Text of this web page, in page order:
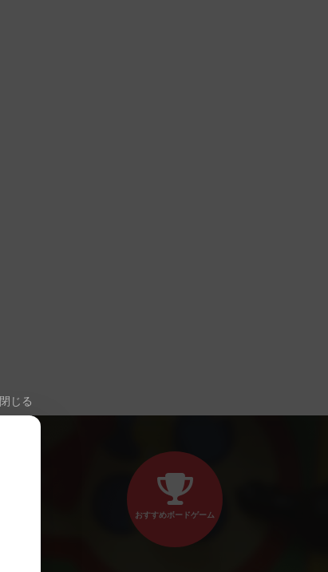
閉じる
おすすめボードゲーム